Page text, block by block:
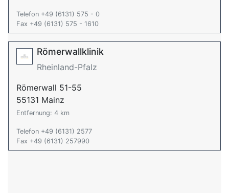
Telefon +49 (6131) 575 - 0
Fax +49 (6131) 575 - 1610
Römerwallklinik
Rheinland-Pfalz
Römerwall 51-55
55131 Mainz
Entfernung: 4 km
Telefon +49 (6131) 2577
Fax +49 (6131) 257990